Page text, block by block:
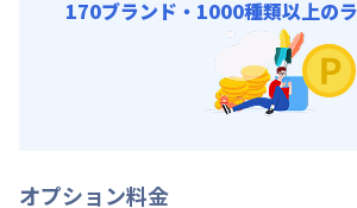
170ブランド・1000種類以上の
オプション料金